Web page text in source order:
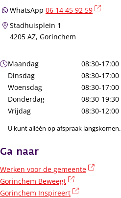
WhatsApp 06 14 45 92 59
Stadhuisplein 1
4205 AZ, Gorinchem
Openingstijden
Maandag
08:30-17:00
Dinsdag
08:30-17:00
Woensdag
08:30-17:00
Donderdag
08:30-19:30
Vrijdag
08:30-12:00
U kunt alléén op afspraak langskomen.
Ga naar
Werken voor de gemeente
Gorinchem Beweegt
Gorinchem Inspireert